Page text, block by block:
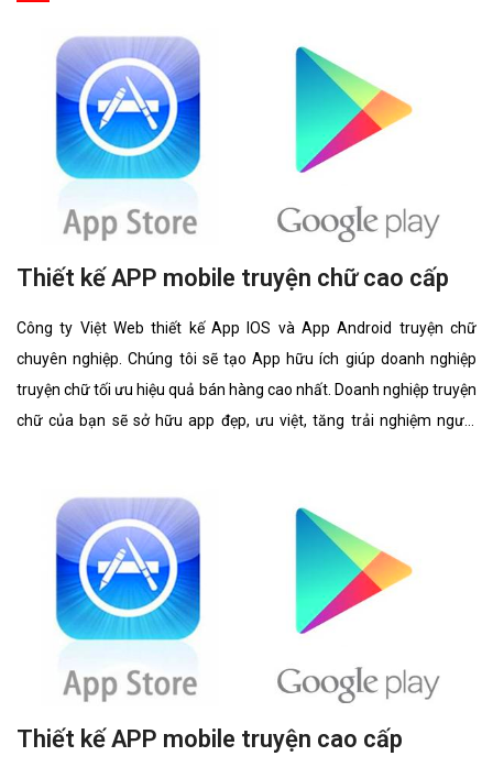
Thiết kế APP mobile truyện chữ cao cấp
Công ty Việt Web thiết kế App IOS và App Android truyện chữ
chuyên nghiệp. Chúng tôi sẽ tạo App hữu ích giúp doanh nghiệp
truyện chữ tối ưu hiệu quả bán hàng cao nhất. Doanh nghiệp truyện
chữ của bạn sẽ sở hữu app đẹp, ưu việt, tăng trải nghiệm người
Thiết kế APP mobile truyện cao cấp